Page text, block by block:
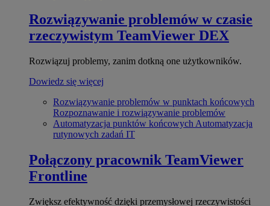
Rozwiązywanie problemów w czasie
rzeczywistym TeamViewer DEX
Rozwiązuj problemy, zanim dotkną one użytkowników.
Dowiedz się więcej
Rozwiązywanie problemów w punktach końcowych
Rozpoznawanie i rozwiązywanie problemów
Automatyzacja punktów końcowych Automatyzacja
rutynowych zadań IT
Połączony pracownik TeamViewer
Frontline
Zwiększ efektywność dzięki przemysłowej rzeczywistości